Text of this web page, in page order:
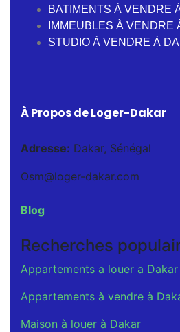
BATIMENTS À VENDRE
IMMEUBLES À VENDRE
STUDIO À VENDRE À
À Propos de Loger-Dakar
Adresse: Dakar, Sénégal
Osm@loger-dakar.com
Blog
Recherches
Appartements a louer a Dakar
Appartements à vendre à
Maison à louer à Dakar